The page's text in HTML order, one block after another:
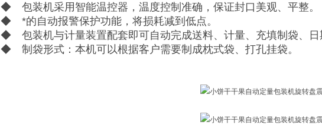
◆ 包装机采用智能温控器，温度控制准确，保证封口美观、平整。
◆ *的自动报警保护功能，将损耗减到低点。
◆ 包装机与计量装置配套即可自动完成送料、计量、充填制袋、日
◆ 制袋形式：本机可以根据客户需要制成枕式袋、打孔挂袋。